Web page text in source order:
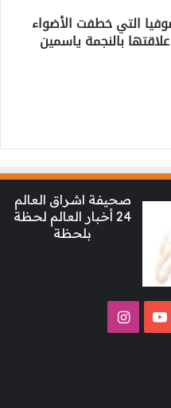
التي خطفت الأضواء
وما علاقتها بالنجمة ياسمين
صحيفة اشراق العالم
24 أخبار العالم لحظة
بلحظة
‫YouTubeانستقرام